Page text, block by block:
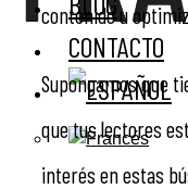
CONTACTO
contenido u
Supongamos que
que tus lectores
interés en estas